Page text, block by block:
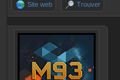
Site web Trouver